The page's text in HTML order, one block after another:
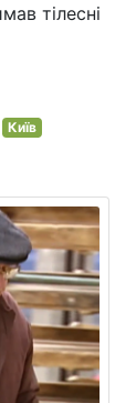
тілесні
Київ